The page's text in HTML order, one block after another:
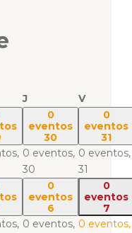
J
V
0
eventos
30
0 eventos,
30
0
eventos
31
0 eventos,
31
0
eventos
6
0 eventos,
0
eventos
7
0 eventos,